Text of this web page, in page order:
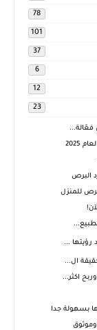
78
101
37
6
12
23
فعّالة...
البرص
للمنزل
ال...
بسهولة جدا